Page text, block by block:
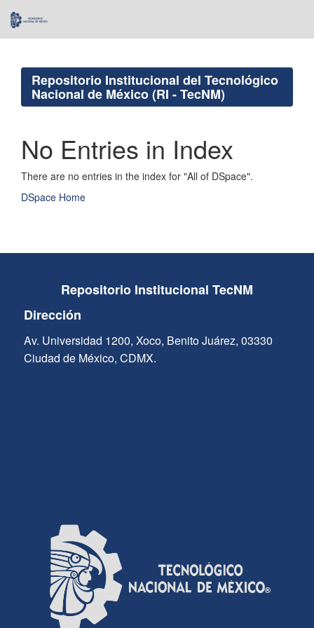
navigation
Repositorio Institucional del Tecnológico
Nacional de México (RI - TecNM)
No Entries in Index
There are no entries in the index for "All of DSpace".
DSpace Home
Repositorio Institucional TecNM
Dirección
Av. Universidad 1200, Xoco, Benito Juárez, 03330
Ciudad de México, CDMX.